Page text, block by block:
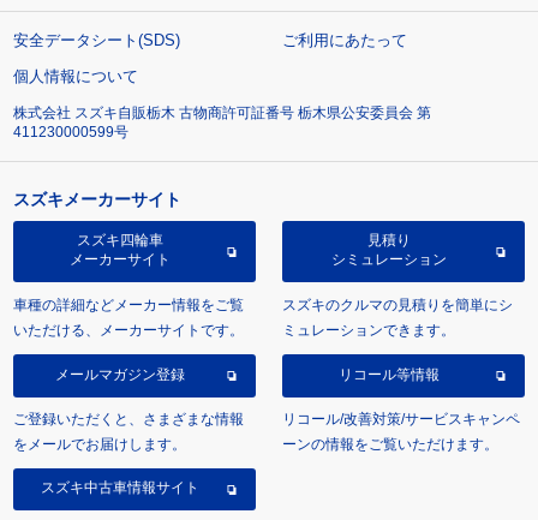
安全データシート(SDS)
ご利用にあたって
個人情報について
株式会社 スズキ自販栃木 古物商許可証番号 栃木県公安委員会 第
411230000599号
スズキメーカーサイト
スズキ四輪車
メーカーサイト
車種の詳細などメーカー情報をご覧
いただける、メーカーサイトです。
見積り
シミュレーション
スズキのクルマの見積りを簡単にシ
ミュレーションできます。
メールマガジン登録
ご登録いただくと、さまざまな情報
をメールでお届けします。
リコール等情報
リコール/改善対策/サービスキャンペ
ーンの情報をご覧いただけます。
スズキ中古車情報サイト